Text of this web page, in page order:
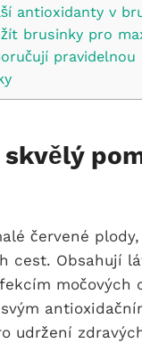
antioxidanty v
brusinky pro
červené
cest. Obsahují
močových
udržení